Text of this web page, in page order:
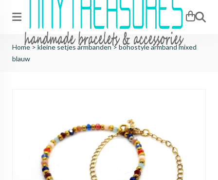
Zoeken
Home> kleine setjes armbanden>bohostyle armband mixed
blauw